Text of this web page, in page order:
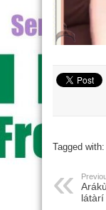
Tagged with:
látàrí